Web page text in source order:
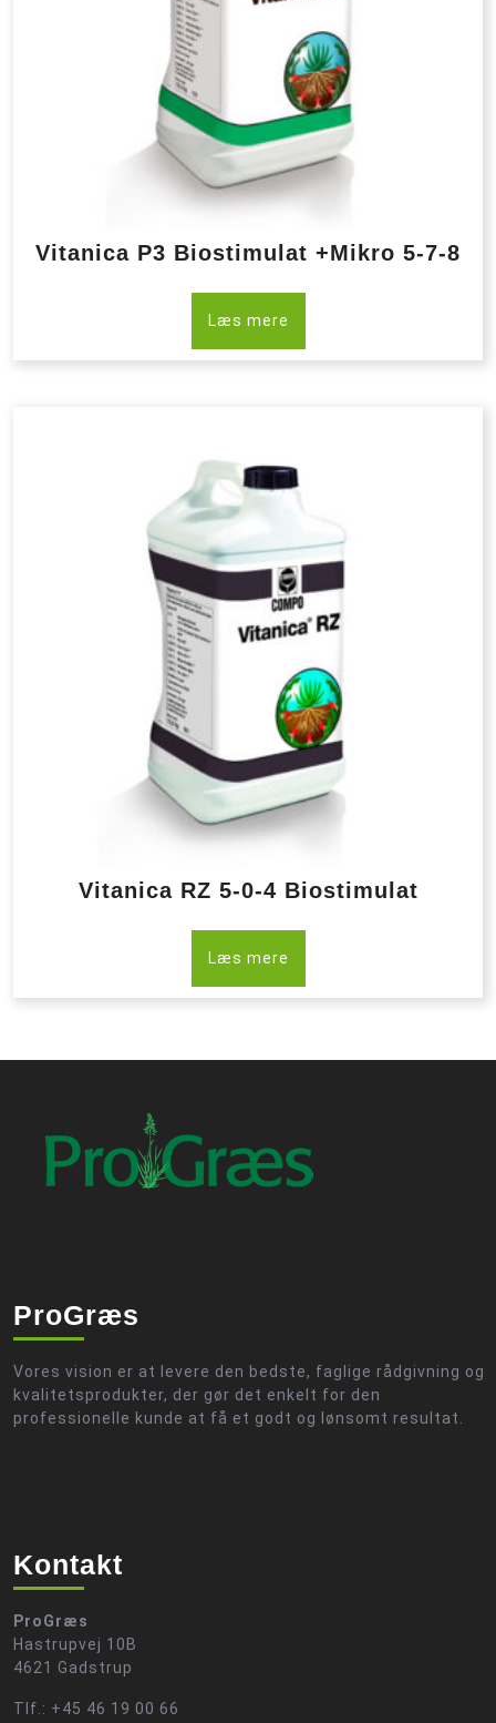
Vitanica P3 Biostimulat +Mikro 5-7-8
Læs mere
Vitanica RZ 5-0-4 Biostimulat
Læs mere
ProGræs
Vores vision er at levere den bedste, faglige rådgivning og
kvalitetsprodukter, der gør det enkelt for den
professionelle kunde at få et godt og lønsomt resultat.
Kontakt
ProGræs
Hastrupvej 10B
4621 Gadstrup
Tlf.: +45 46 19 00 66